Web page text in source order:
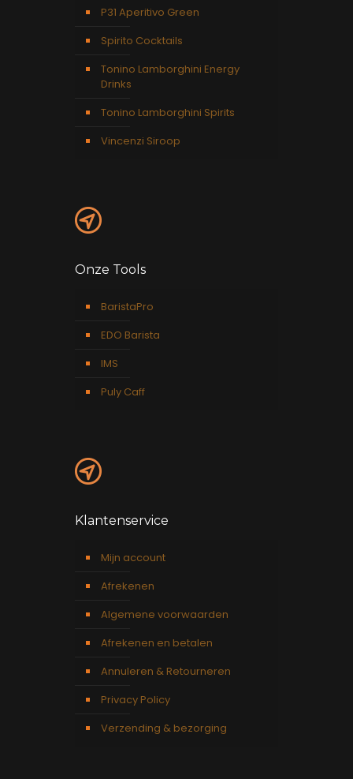
P31 Aperitivo Green
Spirito Cocktails
Tonino Lamborghini Energy
Drinks
Tonino Lamborghini Spirits
Vincenzi Siroop
Onze Tools
BaristaPro
EDO Barista
IMS
Puly Caff
Klantenservice
Mijn account
Afrekenen
Algemene voorwaarden
Afrekenen en betalen
Annuleren & Retourneren
Privacy Policy
Verzending & bezorging